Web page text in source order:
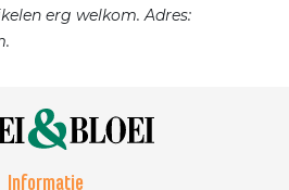
erg welkom. Adres:
Informatie